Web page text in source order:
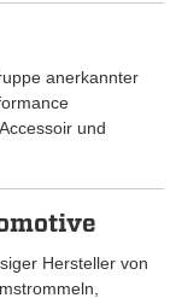
anerkannter
und
Hersteller von